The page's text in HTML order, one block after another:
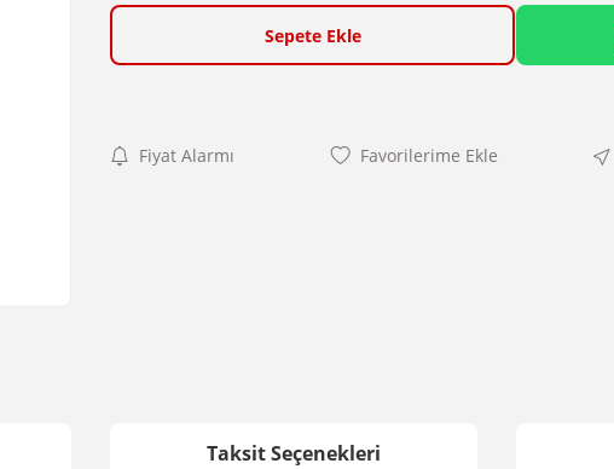
Sepete Ekle
Fiyat Alarmı
Taksit Seçenekleri